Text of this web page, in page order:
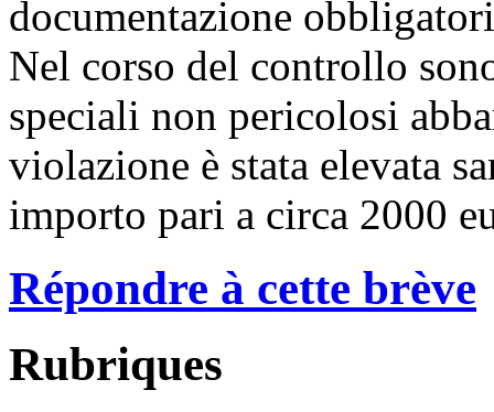
documentazione
Nel corso del controllo
speciali non pericolosi
violazione è stata elevata
importo pari a circa 2000
Répondre à cette brève
Rubriques